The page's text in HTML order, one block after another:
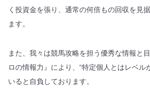
く投資金を張り、通常の何倍もの回収を見
ます。
また、我々は競馬攻略を担う優秀な情報と
ロの情報力』により、“特定個人とはレベル
いると自負しております。